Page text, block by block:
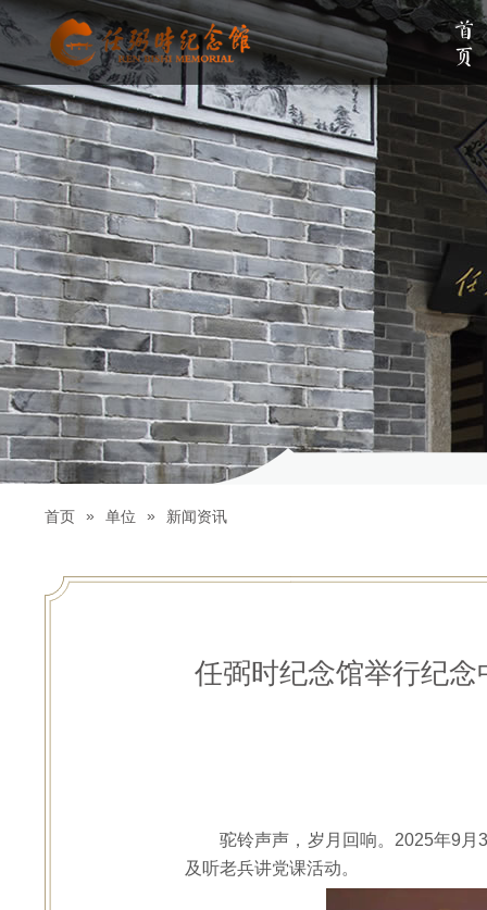
首页
单位简介 组织架构
首页 » 单位 » 新闻资讯
任弼时纪念馆举行纪念
驼铃声声，岁月回响。2025年9月
及听老兵讲党课活动。